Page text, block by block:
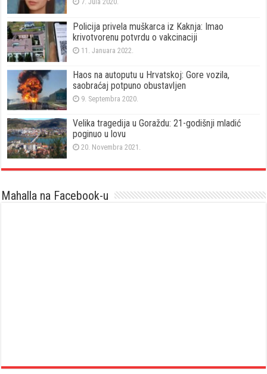
Policija privela muškarca iz Kaknja: Imao
krivotvorenu potvrdu o vakcinaciji
11. Januara 2022.
Haos na autoputu u Hrvatskoj: Gore vozila,
saobraćaj potpuno obustavljen
9. Septembra 2020.
Velika tragedija u Goraždu: 21-godišnji mladić
poginuo u lovu
20. Novembra 2021.
Mahalla na Facebook-u